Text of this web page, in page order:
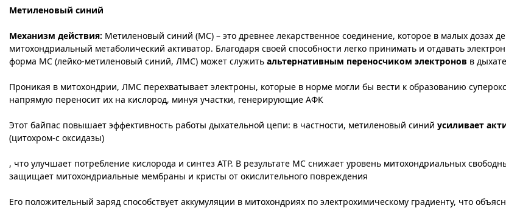
Метиленовый синий
Механизм действия: Метиленовый синий (МС) – это древнее лекарственное соединение, которое в малых дозах
митохондриальный метаболический активатор. Благодаря своей способности легко принимать и отдавать
форма МС (лейко-метиленовый синий, ЛМС) может служить альтернативным переносчиком электронов в
Проникая в митохондрии, ЛМС перехватывает электроны, которые в норме могли бы вести к образованию
напрямую переносит их на кислород, минуя участки, генерирующие АФК​
Этот байпас повышает эффективность работы дыхательной цепи: в частности, метиленовый синий усиливает
(цитохром-c оксидазы)​
, что улучшает потребление кислорода и синтез ATP. В результате МС снижает уровень митохондриальных
защищает митохондриальные мембраны и кристы от окислительного повреждения​
Его положительный заряд способствует аккумуляции в митохондриях по электрохимическому градиенту, что